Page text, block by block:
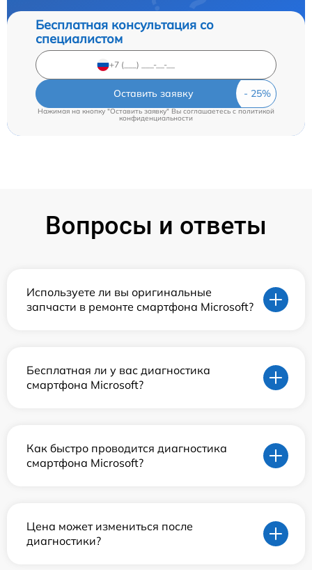
Бесплатная консультация со
специалистом
Оставить заявку
Нажимая на кнопку "Оставить заявку" Вы соглашаетесь cполитикой
конфиденциальности
Вопросы и ответы
Используете ли вы оригинальные
запчасти в ремонте смартфона Microsoft?
Бесплатная ли у вас диагностика
смартфона Microsoft?
Как быстро проводится диагностика
смартфона Microsoft?
Цена может измениться после
диагностики?